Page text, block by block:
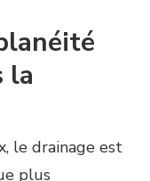
la
le drainage est
plus